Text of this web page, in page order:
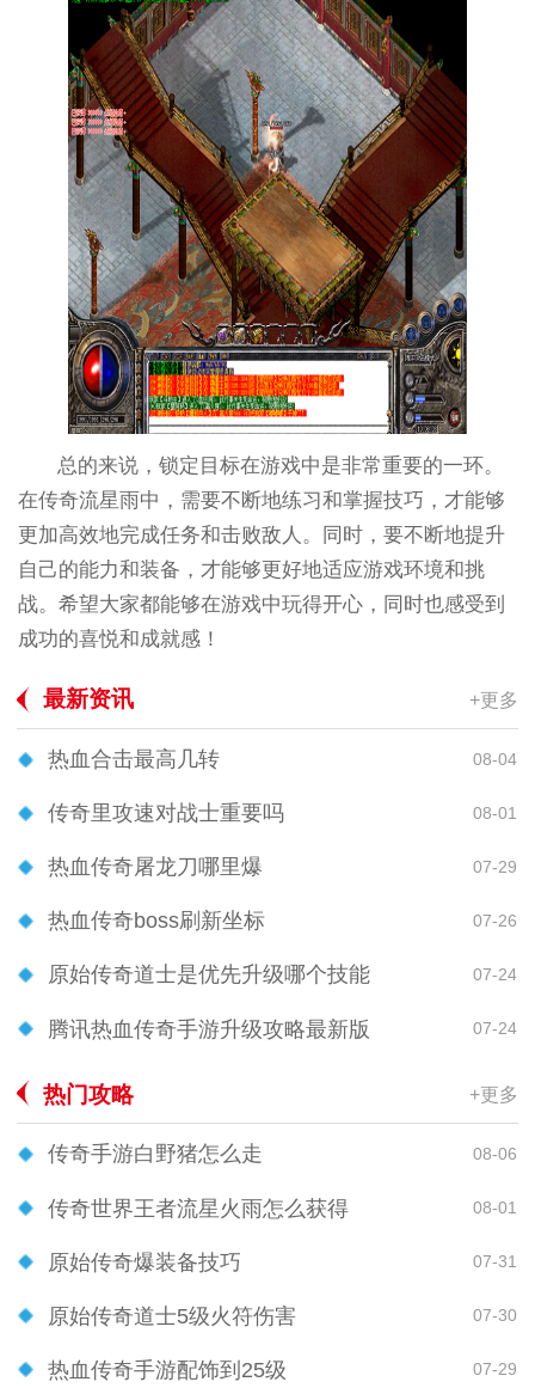
总的来说，锁定目标在游戏中是非常重要的一环。
在传奇流星雨中，需要不断地练习和掌握技巧，才能够
更加高效地完成任务和击败敌人。同时，要不断地提升
自己的能力和装备，才能够更好地适应游戏环境和挑
战。希望大家都能够在游戏中玩得开心，同时也感受到
成功的喜悦和成就感！
最新资讯 +更多
热血合击最高几转 08-04
传奇里攻速对战士重要吗 08-01
热血传奇屠龙刀哪里爆 07-29
热血传奇boss刷新坐标 07-26
原始传奇道士是优先升级哪个技能 07-24
腾讯热血传奇手游升级攻略最新版 07-24
热门攻略 +更多
传奇手游白野猪怎么走 08-06
传奇世界王者流星火雨怎么获得 08-01
原始传奇爆装备技巧 07-31
原始传奇道士5级火符伤害 07-30
热血传奇手游配饰到25级 07-29